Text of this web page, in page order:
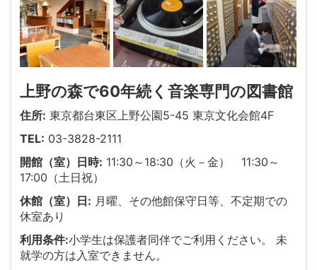
上野の森で60年続く音楽専門の図書館
住所: 東京都台東区上野公園5-45 東京文化会館4F
TEL: 03-3828-2111
開館（室）日時: 11:30～18:30（火－金） 11:30～
17:00（土日祝）
休館（室）日: 月曜、その他館保守日等、不定期での
休室あり
利用条件:小学生は保護者同伴でご利用ください。 未
就学の方は入室できません。